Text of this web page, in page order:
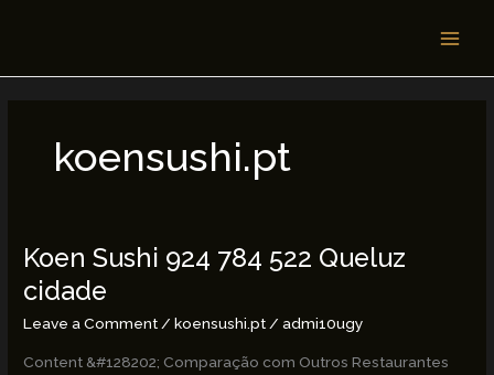
koensushi.pt
Koen Sushi 924 784 522 Queluz
cidade
Leave a Comment /koensushi.pt /admi10ugy
Content &#128202; Comparação com Outros Restaurantes
Koen
Sushi
924
784